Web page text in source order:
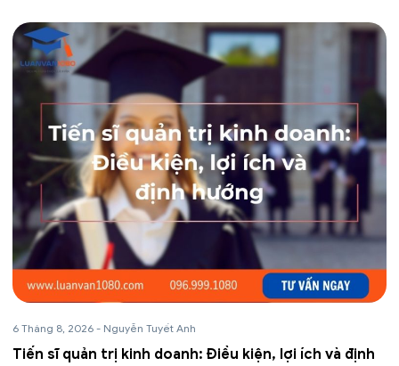
6 Tháng 8, 2026 - Nguyễn Tuyết Anh
Tiến sĩ quản trị kinh doanh: Điều kiện, lợi ích và định